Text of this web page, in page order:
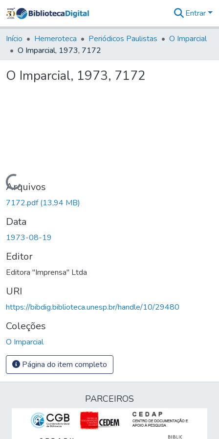
&
Coleções
Tudo na
Digital
Entrar
Início Hemeroteca Periódicos Paulistas
O Imparcial
O Imparcial, 1973, 7172
O Imparcial, 1973, 7172
Carregando...
Arquivos
7172.pdf(13,94 MB)
Data
1973-08-19
Editor
Editora "Imprensa" Ltda
URI
https://bibdig.biblioteca.unesp.br/handle/10/29480
Coleções
O Imparcial
Página do item completo
PARCEIROS